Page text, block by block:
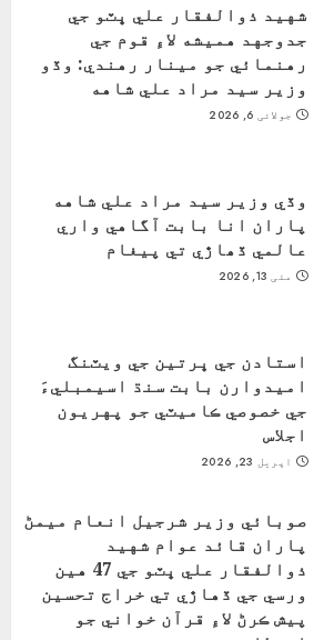
شهيد ذوالفقار علي ڀٽو جي
جدوجهد هميشه لاءِ قوم جي
رهنمائي جو مينار رهندي: وڏو
وزير سيد مراد علي شاهه
جولائی 6, 2026
وڏي وزير سيد مراد علي شاهه
پاران انا بابت آگاهي واري
عالمي ڏھاڙي تي پيغام
مئی 13, 2026
استادن جي ڀرتين جي ويٽنگ
اميدوارن بابت سنڌ اسيمبليءَ
جي خصوصي ڪاميٽي جو پهريون
اجلاس
اپریل 23, 2026
صوبائي وزير شرجيل انعام ميمڻ
پاران قائد عوام شهيد
ذوالفقار علي ڀٽو جي 47 هين
ورسي جي ڏهاڙي تي خراج تحسين
پيش ڪرڻ لاءِ قرآن خواني جو